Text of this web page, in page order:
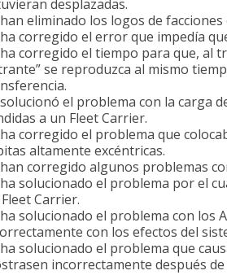
desplazadas.
eliminado los logos de
corregido el error que impedía
corregido el tiempo para que, al
se reproduzca al mismo
el problema con la carga
a un Fleet Carrier.
corregido el problema que
altamente excéntricas.
corregido algunos problemas
solucionado el problema por el
Carrier.
solucionado el problema con los
con los efectos del
solucionado el problema que
incorrectamente después